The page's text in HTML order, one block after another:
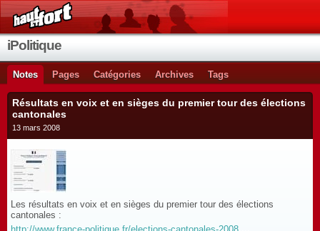
iPolitique
Notes Pages Catégories Archives Tags
Résultats en voix et en sièges du premier tour des élections
cantonales
13 mars 2008
Les résultats en voix et en sièges du premier tour des élections
cantonales :